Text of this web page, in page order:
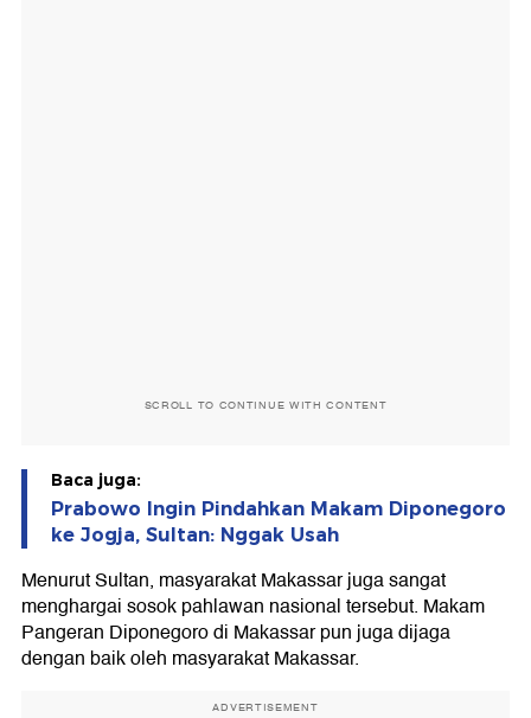
SCROLL TO CONTINUE WITH CONTENT
Baca juga:
Prabowo Ingin Pindahkan Makam Diponegoro
ke Jogja, Sultan: Nggak Usah
Menurut Sultan, masyarakat Makassar juga sangat
menghargai sosok pahlawan nasional tersebut. Makam
Pangeran Diponegoro di Makassar pun juga dijaga
dengan baik oleh masyarakat Makassar.
ADVERTISEMENT